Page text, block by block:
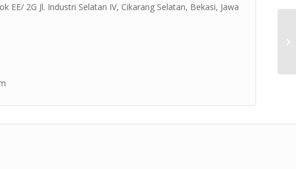
EE/ 2G Jl. Industri Selatan IV, Cikarang Selatan, Bekasi, Jawa